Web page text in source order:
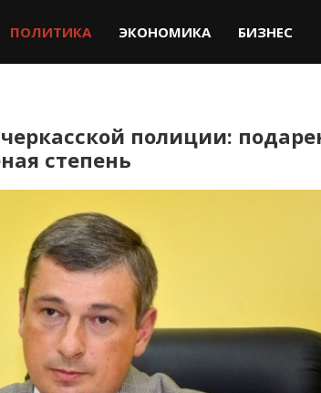
ПОЛИТИКА ЭКОНОМИКА БИЗНЕС
полиции:
степень